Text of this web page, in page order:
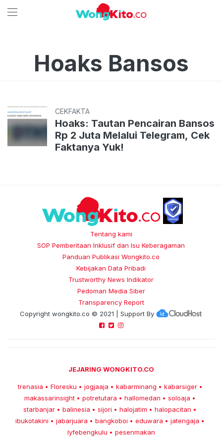
Hoaks Bansos
CEKFAKTA
Hoaks: Tautan Pencairan Bansos
Rp 2 Juta Melalui Telegram, Cek
Faktanya Yuk!
Tentang kami
SOP Pemberitaan Inklusif dan Isu Keberagaman
Panduan Publikasi Wongkito.co
Kebijakan Data Pribadi
Trustworthy News Indikator
Pedoman Media Siber
Transparency Report
Copyright wongkito.co © 2021 | Support By
JEJARING WONGKITO.CO
trenasia • Floresku • jogjaaja • kabarminang • kabarsiger •
makassarinsight • potretutara • hallomedan • soloaja •
starbanjar • balinesia • sijori • halojatim • halopacitan •
ibukotakini • jabarjuara • bangkoboi • eduwara • jatengaja •
lyfebengkulu • pesenmakan